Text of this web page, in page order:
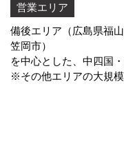
営業エリア
備後エリア（広島県福
笠岡市）
を中心とした、中四国
※その他エリアの大規